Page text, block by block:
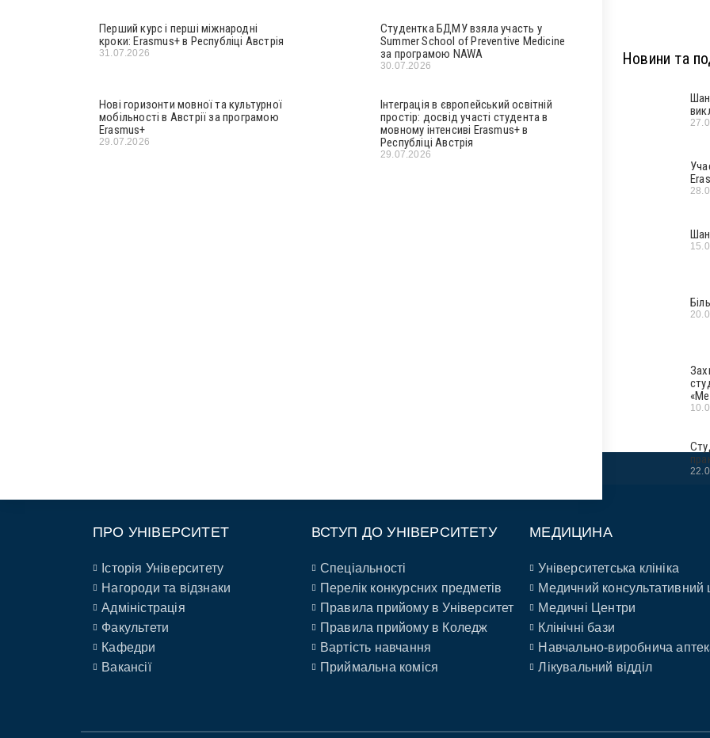
Перший курс і перші міжнародні
кроки: Erasmus+ в Республіці Австрія
31.07.2026
Студентка БДМУ взяла участь у
Summer School of Preventive Medicine
за програмою NAWA
30.07.2026
Нові горизонти мовної та культурної
мобільності в Австрії за програмою
Erasmus+
29.07.2026
Інтеграція в європейський освітній
простір: досвід участі студента в
мовному інтенсиві Erasmus+ в
Республіці Австрія
29.07.2026
Новини та
ПРО УНІВЕРСИТЕТ
Історія Університету
Нагороди та відзнаки
Адміністрація
Факультети
Кафедри
Вакансії
ВСТУП ДО УНІВЕРСИТЕТУ
Спеціальності
Перелік конкурсних предметів
Правила прийому в Університет
Правила прийому в Коледж
Вартість навчання
Приймальна коміся
МЕДИЦИНА
Університетська клініка
Медичний консультативний
Медичні Центри
Клінічні бази
Навчально-виробнича
Лікувальний відділ